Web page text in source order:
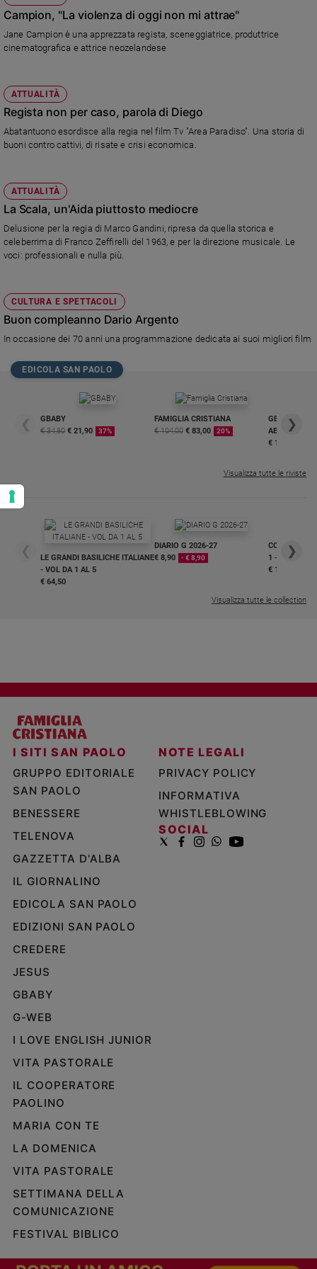
Campion, "La violenza di oggi non mi attrae"
Jane Campion è una apprezzata regista, sceneggiatrice, produttrice
cinematografica e attrice neozelandese
ATTUALITÀ
Regista non per caso, parola di Diego
Abatantuono esordisce alla regia nel film Tv "Area Paradiso". Una storia di
buoni contro cattivi, di risate e crisi economica.
ATTUALITÀ
La Scala, un'Aida piuttosto mediocre
Delusione per la regia di Marco Gandini, ripresa da quella storica e
celeberrima di Franco Zeffirelli del 1963, e per la direzione musicale. Le
voci: professionali e nulla più.
CULTURA E SPETTACOLI
Buon compleanno Dario Argento
In occasione dei 70 anni una programmazione dedicata ai suoi migliori film
EDICOLA SAN PAOLO
❮
GBABY
€ 34,80 € 21,90 37%
FAMIGLIA CRISTIANA
€ 104,00 € 83,00 20%
GBABY
€ 16,99
❯
Visualizza tutte le riviste
❮
LE GRANDI BASILICHE ITALIANE
- VOL DA 1 AL 5
€ 64,50
DIARIO G 2026-27
€ 8,90
- € 8,90
COLLANA
1 - 2
€ 18,50
❯
Visualizza tutte le collection
I SITI SAN PAOLO
GRUPPO EDITORIALE
SAN PAOLO
BENESSERE
TELENOVA
GAZZETTA D'ALBA
IL GIORNALINO
EDICOLA SAN PAOLO
EDIZIONI SAN PAOLO
CREDERE
JESUS
GBABY
G-WEB
I LOVE ENGLISH JUNIOR
VITA PASTORALE
IL COOPERATORE
PAOLINO
MARIA CON TE
LA DOMENICA
VITA PASTORALE
SETTIMANA DELLA
COMUNICAZIONE
FESTIVAL BIBLICO
NOTE LEGALI
PRIVACY POLICY
INFORMATIVA
WHISTLEBLOWING
SOCIAL